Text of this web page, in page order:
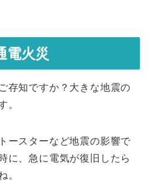
電火災
存知ですか？大きな地震の
。
ースターなど地震の影響で
に、急に電気が復旧したら
。